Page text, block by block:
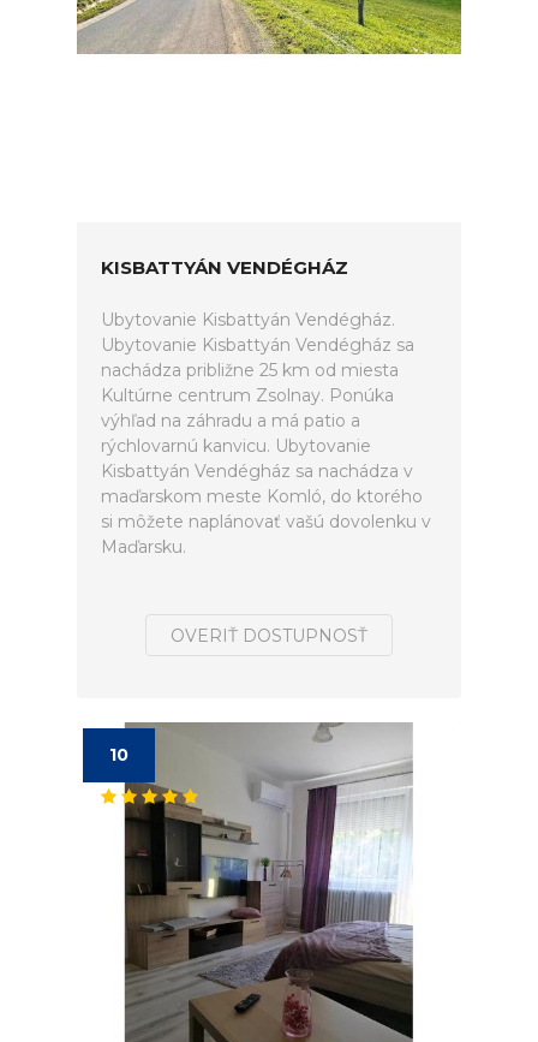
KISBATTYÁN VENDÉGHÁZ
Ubytovanie Kisbattyán Vendégház.
Ubytovanie Kisbattyán Vendégház sa
nachádza približne 25 km od miesta
Kultúrne centrum Zsolnay. Ponúka
výhľad na záhradu a má patio a
rýchlovarnú kanvicu. Ubytovanie
Kisbattyán Vendégház sa nachádza v
maďarskom meste Komló, do ktorého
si môžete naplánovať vašú dovolenku v
Maďarsku.
OVERIŤ DOSTUPNOSŤ
10